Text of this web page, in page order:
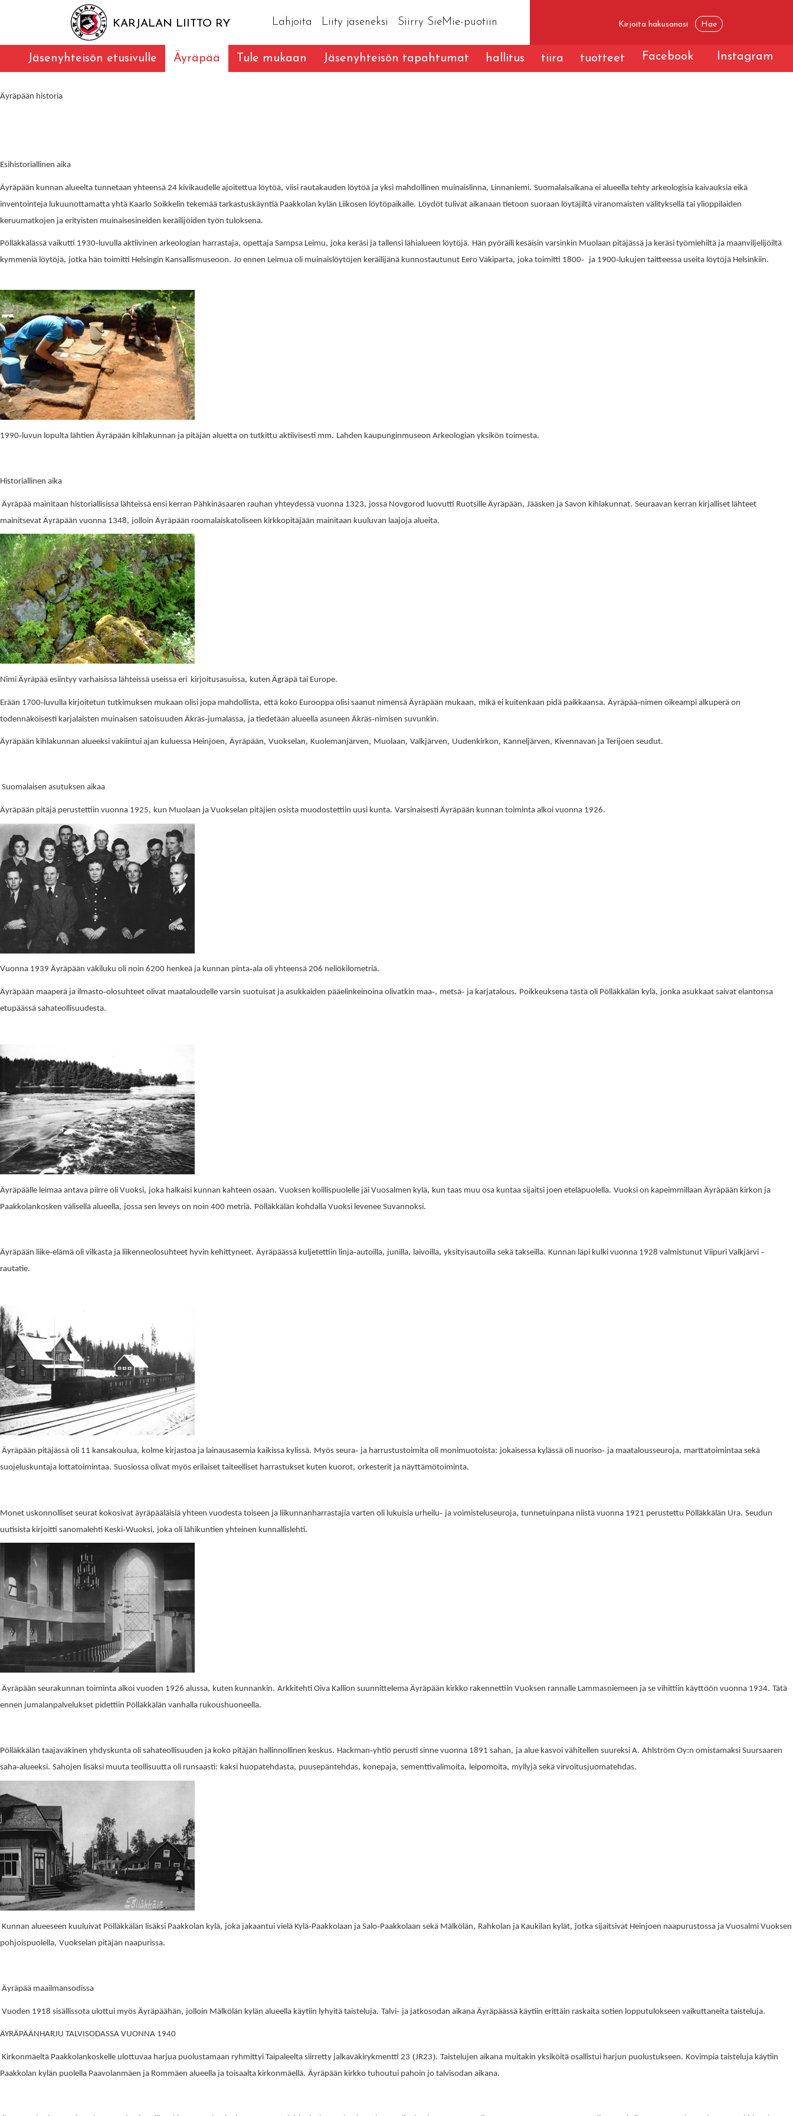
KARJALAN LIITTO RY Lahjoita Liity jäseneksi Siirry SieMie-puotiin
Jäsenyhteisön etusivulle Äyräpää Tule mukaan Jäsenyhteisön tapahtumat hallitus tiira tuotteet Facebook Instagram
Äyräpään historia
Esihistoriallinen aika
Äyräpään kunnan alueelta tunnetaan yhteensä 24 kivikaudelle ajoitettua löytöä, viisi rautakauden löytöä ja yksi mahdollinen muinaislinna, Linnaniemi. Suomalaisaikana ei alueella tehty arkeologisia kaivauksia eikä
inventointeja lukuunottamatta yhtä Kaarlo Soikkelin tekemää tarkastuskäyntiä Paakkolan kylän Liikosen löytöpaikalle. Löydöt tulivat aikanaan tietoon suoraan löytäjiltä viranomaisten välityksellä tai ylioppilaiden
keruumatkojen ja erityisten muinaisesineiden keräilijöiden työn tuloksena.
Pölläkkälässä vaikutti 1930-luvulla aktiivinen arkeologian harrastaja, opettaja Sampsa Leimu, joka keräsi ja tallensi lähialueen löytöjä. Hän pyöräili kesäisin varsinkin Muolaan pitäjässä ja keräsi työmiehiltä ja maanviljelijöiltä
kymmeniä löytöjä, jotka hän toimitti Helsingin Kansallismuseoon. Jo ennen Leimua oli muinaislöytöjen keräilijänä kunnostautunut Eero Väkiparta, joka toimitti 1800- ja 1900-lukujen taitteessa useita löytöjä Helsinkiin.
1990- luvun lopulta lähtien Äyräpään kihlakunnan ja pitäjän aluetta on tutkittu aktiivisesti mm. Lahden kaupunginmuseon Arkeologian yksikön toimesta.
Historiallinen aika
Äyräpää mainitaan historiallisissa lähteissä ensi kerran Pähkinäsaaren rauhan yhteydessä vuonna 1323, jossa Novgorod luovutti Ruotsille Äyräpään, Jääsken ja Savon kihlakunnat. Seuraavan kerran kirjalliset lähteet
mainitsevat Äyräpään vuonna 1348, jolloin Äyräpään roomalaiskatoliseen kirkkopitäjään mainitaan kuuluvan laajoja alueita.
Nimi Äyräpää esiintyy varhaisissa lähteissä useissa eri kirjoitusasuissa, kuten Ägräpä tai Europe.
Erään 1700- luvulla kirjoitetun tutkimuksen mukaan olisi jopa mahdollista, että koko Eurooppa olisi saanut nimensä Äyräpään mukaan, mikä ei kuitenkaan pidä paikkaansa. Äyräpää-nimen oikeampi alkuperä on
todennäköisesti karjalaisten muinaisen satoisuuden Äkräs-jumalassa, ja tiedetään alueella asuneen Äkräs-nimisen suvunkin.
Äyräpään kihlakunnan alueeksi vakiintui ajan kuluessa Heinjoen, Äyräpään, Vuokselan, Kuolemanjärven, Muolaan, Valkjärven, Uudenkirkon, Kanneljärven, Kivennavan ja Terijoen seudut.
Suomalaisen asutuksen aikaa
Äyräpään pitäjä perustettiin vuonna 1925, kun Muolaan ja Vuokselan pitäjien osista muodostettiin uusi kunta. Varsinaisesti Äyräpään kunnan toiminta alkoi vuonna 1926.
Vuonna 1939 Äyräpään väkiluku oli noin 6200 henkeä ja kunnan pinta-ala oli yhteensä 206 neliökilometriä.
Äyräpään maaperä ja ilmasto-olosuhteet olivat maataloudelle varsin suotuisat ja asukkaiden pääelinkeinoina olivatkin maa-, metsä- ja karjatalous. Poikkeuksena tästä oli Pölläkkälän kylä, jonka asukkaat saivat elantonsa
etupäässä sahateollisuudesta.
Äyräpäälle leimaa antava piirre oli Vuoksi, joka halkaisi kunnan kahteen osaan. Vuoksen koillispuolelle jäi Vuosalmen kylä, kun taas muu osa kuntaa sijaitsi joen eteläpuolella. Vuoksi on kapeimmillaan Äyräpään kirkon ja
Paakkolankosken välisellä alueella, jossa sen leveys on noin 400 metriä. Pölläkkälän kohdalla Vuoksi levenee Suvannoksi.
Äyräpään liike-elämä oli vilkasta ja liikenneolosuhteet hyvin kehittyneet. Äyräpäässä kuljetettiin linja-autoilla, junilla, laivoilla, yksityisautoilla sekä takseilla. Kunnan läpi kulki vuonna 1928 valmistunut Viipuri Valkjärvi -
rautatie.
Äyräpään pitäjässä oli 11 kansakoulua, kolme kirjastoa ja lainausasemia kaikissa kylissä. Myös seura- ja harrustustoimita oli monimuotoista: jokaisessa kylässä oli nuoriso- ja maatalousseuroja, marttatoimintaa sekä
suojeluskuntaja lottatoimintaa. Suosiossa olivat myös erilaiset taiteelliset harrastukset kuten kuorot, orkesterit ja näyttämötoiminta.
Monet uskonnolliset seurat kokosivat äyräpääläisiä yhteen vuodesta toiseen ja liikunnanharrastajia varten oli lukuisia urheilu- ja voimisteluseuroja, tunnetuinpana niistä vuonna 1921 perustettu Pölläkkälän Ura. Seudun
uutisista kirjoitti sanomalehti Keski-Wuoksi, joka oli lähikuntien yhteinen kunnallislehti.
Äyräpään seurakunnan toiminta alkoi vuoden 1926 alussa, kuten kunnankin. Arkkitehti Oiva Kallion suunnittelema Äyräpään kirkko rakennettiin Vuoksen rannalle Lammasniemeen ja se vihittiin käyttöön vuonna 1934. Tätä
ennen jumalanpalvelukset pidettiin Pölläkkälän vanhalla rukoushuoneella.
Pölläkkälän taajaväkinen yhdyskunta oli sahateollisuuden ja koko pitäjän hallinnollinen keskus. Hackman-yhtiö perusti sinne vuonna 1891 sahan, ja alue kasvoi vähitellen suureksi A. Ahlström Oy:n omistamaksi Suursaaren
saha-alueeksi. Sahojen lisäksi muuta teollisuutta oli runsaasti: kaksi huopatehdasta, puusepäntehdas, konepaja, sementtivalimoita, leipomoita, myllyjä sekä virvoitusjuomatehdas.
Kunnan alueeseen kuuluivat Pölläkkälän lisäksi Paakkolan kylä, joka jakaantui vielä Kylä-Paakkolaan ja Salo-Paakkolaan sekä Mälkölän, Rahkolan ja Kaukilan kylät, jotka sijaitsivat Heinjoen naapurustossa ja Vuosalmi Vuoksen
pohjoispuolella, Vuokselan pitäjän naapurissa.
Äyräpää maailmansodissa
Vuoden 1918 sisällissota ulottui myös Äyräpäähän, jolloin Mälkölän kylän alueella käytiin lyhyitä taisteluja. Talvi- ja jatkosodan aikana Äyräpäässä käytiin erittäin raskaita sotien lopputulokseen vaikuttaneita taisteluja.
ÄYRÄPÄÄNHARJU TALVISODASSA VUONNA 1940
Kirkonmäeltä Paakkolankoskelle ulottuvaa harjua puolustamaan ryhmittyi Taipaleelta siirretty jalkaväkirykmentti 23 (JR23). Taistelujen aikana muitakin yksiköitä osallistui harjun puolustukseen. Kovimpia taisteluja käytiin
Paakkolan kylän puolella Paavolanmäen ja Rommäen alueella ja toisaalta kirkonmäellä. Äyräpään kirkko tuhoutui pahoin jo talvisodan aikana.